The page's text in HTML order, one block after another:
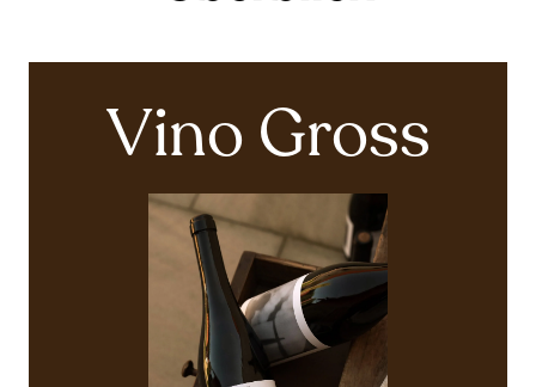
Vino Gross